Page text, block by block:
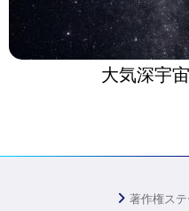
大気深宇
著作権ス